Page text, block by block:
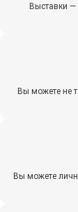
Выставки —
Вы можете не
Вы можете